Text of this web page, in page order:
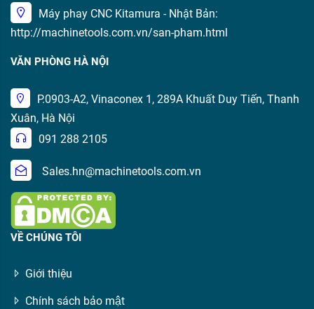
Máy phay CNC Kitamura - Nhật Bản:
http://machinetools.com.vn/san-pham.html
VĂN PHÒNG HÀ NỘI
P.0903-A2, Vinaconex 1, 289A Khuất Duy Tiến, Thanh
Xuân, Hà Nội
091 288 2105
Sales.hn@machinetools.com.vn
VỀ CHÚNG TÔI
Giới thiệu
Chính sách bảo mật